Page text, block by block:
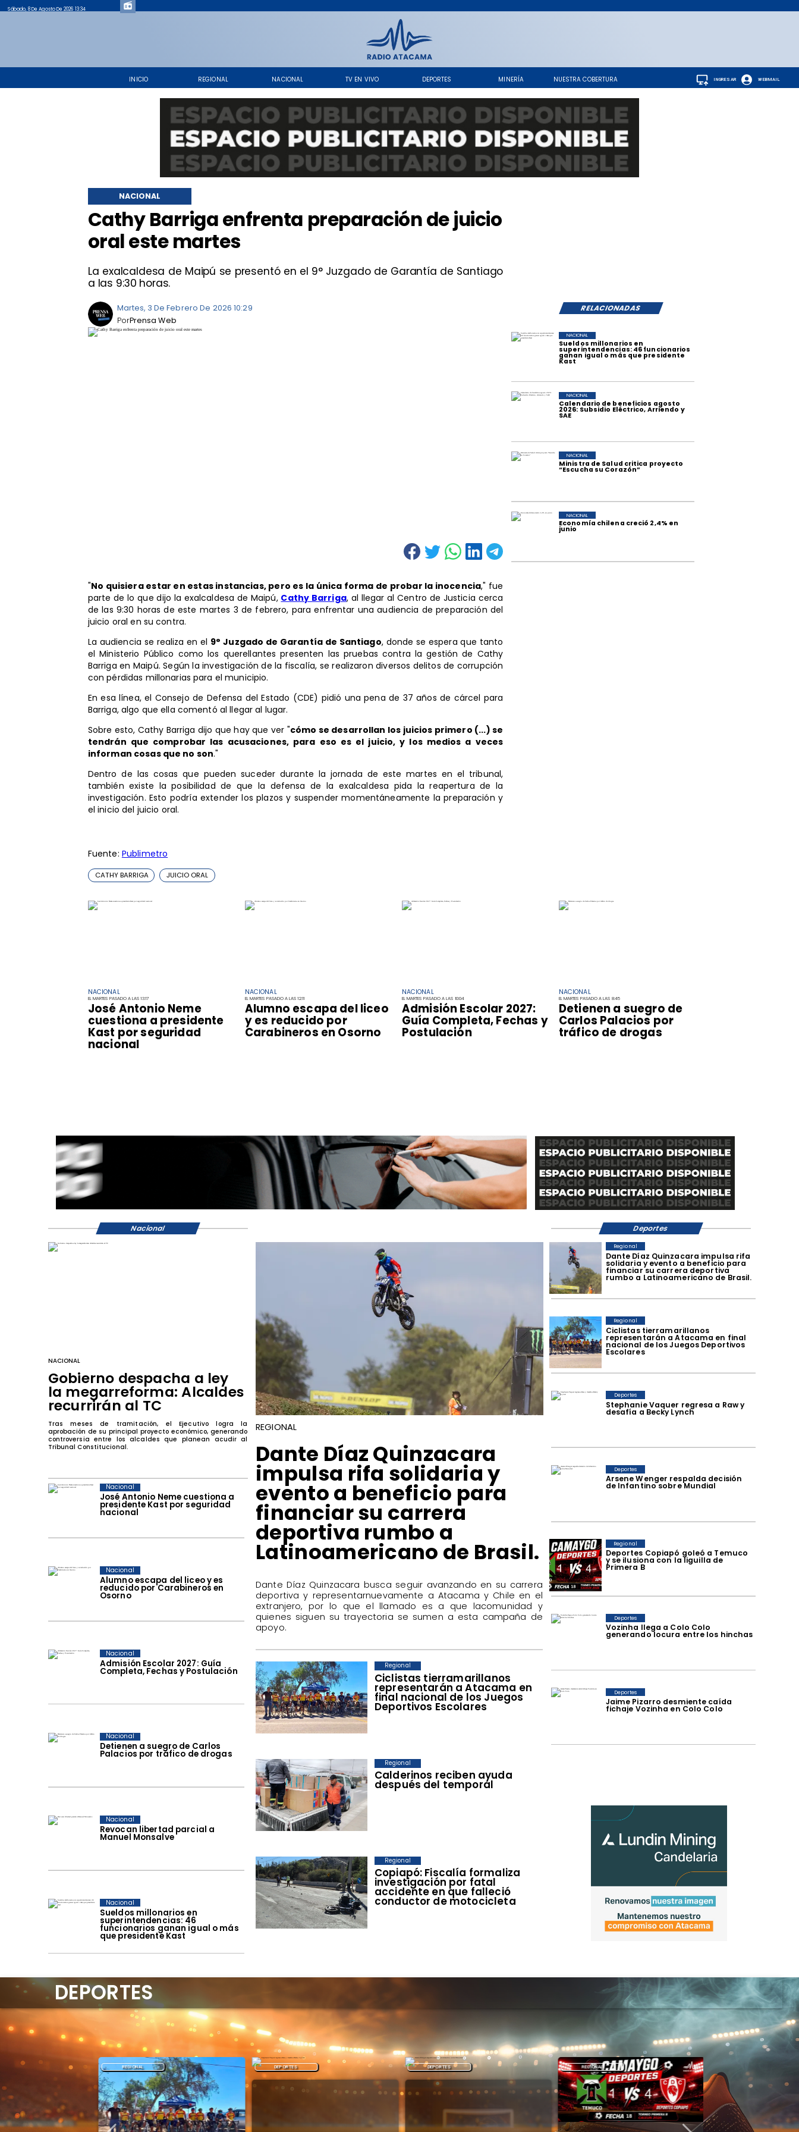
INICIO REGIONAL NACIONAL TV EN VIVO DEPORTES MINERÍA NUESTRA COBERTURA
Sábado, 8 De Agosto De 2026 13:34
WEBMAIL
INGRESAR
Cathy Barriga enfrenta preparación de juicio
oral este martes
La exalcaldesa de Maipú se presentó en el 9° Juzgado de Garantía de Santiago
a las 9:30 horas.
NACIONAL
RELACIONADAS
Martes, 3 De Febrero De 2026 10:29
Prensa Web
Por
NACIONAL
EL MARTES PASADO A LAS 13:17
José Antonio Neme
cuestiona a presidente
Kast por seguridad
nacional
NACIONAL
EL MARTES PASADO A LAS 12:11
Alumno escapa del liceo
y es reducido por
Carabineros en Osorno
NACIONAL
EL MARTES PASADO A LAS 10:04
Admisión Escolar 2027:
Guía Completa, Fechas y
Postulación
NACIONAL
EL MARTES PASADO A LAS 8:45
Detienen a suegro de
Carlos Palacios por
tráfico de drogas
Sueldos millonarios en
superintendencias: 46 funcionarios
ganan igual o más que presidente
Kast
NACIONAL
Calendario de beneficios agosto
2026: Subsidio Eléctrico, Arriendo y
SAE
NACIONAL
Ministra de Salud critica proyecto
“Escucha su Corazón”
NACIONAL
Economía chilena creció 2,4% en
junio
NACIONAL
"No quisiera estar en estas instancias, pero es la única forma de probar la inocencia," fue
parte de lo que dijo la exalcaldesa de Maipú, Cathy Barriga, al llegar al Centro de Justicia cerca
de las 9:30 horas de este martes 3 de febrero, para enfrentar una audiencia de preparación del
juicio oral en su contra.
La audiencia se realiza en el 9° Juzgado de Garantía de Santiago, donde se espera que tanto
el Ministerio Público como los querellantes presenten las pruebas contra la gestión de Cathy
Barriga en Maipú. Según la investigación de la fiscalía, se realizaron diversos delitos de corrupción
con pérdidas millonarias para el municipio.
En esa línea, el Consejo de Defensa del Estado (CDE) pidió una pena de 37 años de cárcel para
Barriga, algo que ella comentó al llegar al lugar.
Sobre esto, Cathy Barriga dijo que hay que ver "cómo se desarrollan los juicios primero (...) se
tendrán que comprobar las acusaciones, para eso es el juicio, y los medios a veces
informan cosas que no son."
Dentro de las cosas que pueden suceder durante la jornada de este martes en el tribunal,
también existe la posibilidad de que la defensa de la exalcaldesa pida la reapertura de la
investigación. Esto podría extender los plazos y suspender momentáneamente la preparación y
el inicio del juicio oral.
Fuente: Publimetro
CATHY BARRIGA JUICIO ORAL
Dante Díaz Quinzacara impulsa rifa
solidaria y evento a beneficio para
financiar su carrera deportiva
rumbo a Latinoamericano de Brasil.
Regional
​Ciclistas tierramarillanos
representarán a Atacama en final
nacional de los Juegos Deportivos
Escolares
Regional
Stephanie Vaquer regresa a Raw y
desafía a Becky Lynch
Deportes
Arsene Wenger respalda decisión
de Infantino sobre Mundial
Deportes
Deportes Copiapó goleó a Temuco
y se ilusiona con la liguilla de
Primera B
Regional
Vozinha llega a Colo Colo
generando locura entre los hinchas
Deportes
Jaime Pizarro desmiente caída
fichaje Vozinha en Colo Colo
Deportes
José Antonio Neme cuestiona a
presidente Kast por seguridad
nacional
Nacional
Alumno escapa del liceo y es
reducido por Carabineros en
Osorno
Nacional
Admisión Escolar 2027: Guía
Completa, Fechas y Postulación
Nacional
Detienen a suegro de Carlos
Palacios por tráfico de drogas
Nacional
Revocan libertad parcial a
Manuel Monsalve
Nacional
Sueldos millonarios en
superintendencias: 46
funcionarios ganan igual o más
que presidente Kast
Nacional
​Ciclistas tierramarillanos
representarán a Atacama en
final nacional de los Juegos
Deportivos Escolares
Regional
​Calderinos reciben ayuda
después del temporal
Regional
​Copiapó: Fiscalía formaliza
investigación por fatal
accidente en que falleció
conductor de motocicleta
Regional
NACIONAL
Gobierno despacha a ley
la megarreforma: Alcaldes
recurrirán al TC
Tras meses de tramitación, el Ejecutivo logra la
aprobación de su principal proyecto económico, generando
controversia entre los alcaldes que planean acudir al
Tribunal Constitucional.
REGIONAL
Dante Díaz Quinzacara
impulsa rifa solidaria y
evento a beneficio para
financiar su carrera
deportiva rumbo a
Latinoamericano de Brasil.
​Dante Díaz Quinzacara busca seguir avanzando en su carrera
deportiva y representarnuevamente a Atacama y Chile en el
extranjero, por lo que el llamado es a que lacomunidad y
quienes siguen su trayectoria se sumen a esta campaña de
apoyo.
Nacional Deportes
REGIONAL DEPORTES DEPORTES REGIONAL
DEPORTES